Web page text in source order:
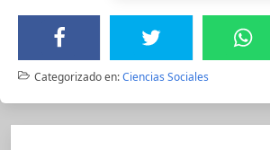
Categorizado en:Ciencias Sociales